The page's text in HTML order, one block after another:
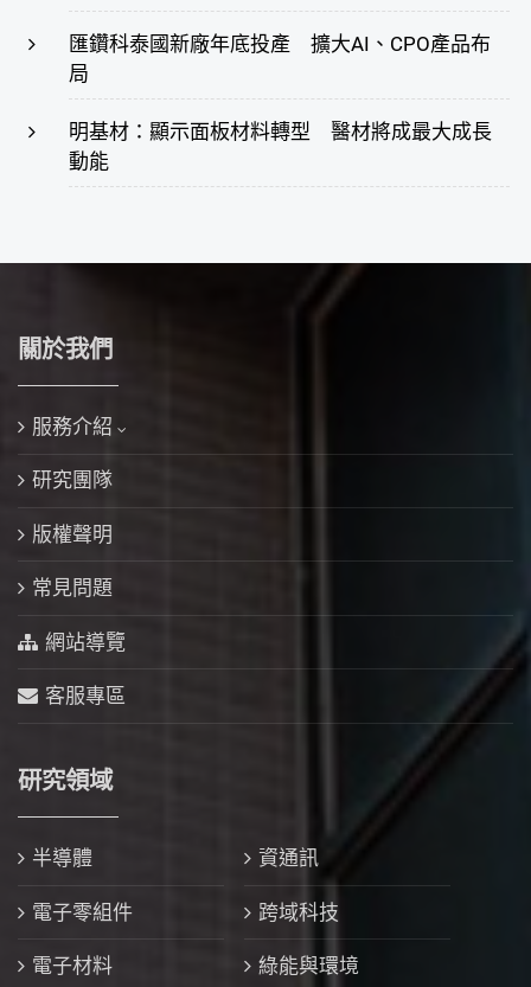
匯鑽科泰國新廠年底投產 擴大AI、CPO產品布
局
明基材：顯示面板材料轉型 醫材將成最大成長
動能
關於我們
服務介紹
研究團隊
版權聲明
常見問題
網站導覽
客服專區
研究領域
半導體 資通訊
電子零組件 跨域科技
電子材料 綠能與環境